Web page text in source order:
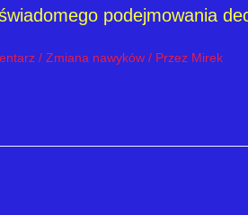
podejmowania
/ Zmiana nawyków/ Przez Mirek